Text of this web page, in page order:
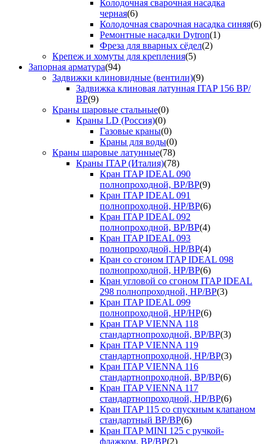
Колодочная сварочная насадка
черная(6)
Колодочная сварочная насадка синяя(6)
Ремонтные насадки Dytron(1)
Фреза для вварных сёдел(2)
Крепеж и хомуты для крепления(5)
Запорная арматура(94)
Задвижки клиновидные (вентили)(9)
Задвижка клиновая латунная ITAP 156 ВР/
ВР(9)
Краны шаровые стальные(0)
Краны LD (Россия)(0)
Газовые краны(0)
Краны для воды(0)
Краны шаровые латунные(78)
Краны ITAP (Италия)(78)
Кран ITAP IDEAL 090
полнопроходной, ВР/ВР(9)
Кран ITAP IDEAL 091
полнопроходной, НР/ВР(6)
Кран ITAP IDEAL 092
полнопроходной, ВР/ВР(4)
Кран ITAP IDEAL 093
полнопроходной, НР/ВР(4)
Кран со сгоном ITAP IDEAL 098
полнопроходной, НР/ВР(6)
Кран угловой со сгоном ITAP IDEAL
298 полнопроходной, НР/ВР(3)
Кран ITAP IDEAL 099
полнопроходной, НР/НР(6)
Кран ITAP VIENNA 118
стандартнопроходной, ВР/ВР(3)
Кран ITAP VIENNA 119
стандартнопроходной, НР/ВР(3)
Кран ITAP VIENNA 116
стандартнопроходной, ВР/ВР(6)
Кран ITAP VIENNA 117
стандартнопроходной, НР/ВР(6)
Кран ITAP 115 со спускным клапаном
стандартный ВР/ВР(6)
Кран ITAP MINI 125 с ручкой-
флажком, ВР/ВР(2)